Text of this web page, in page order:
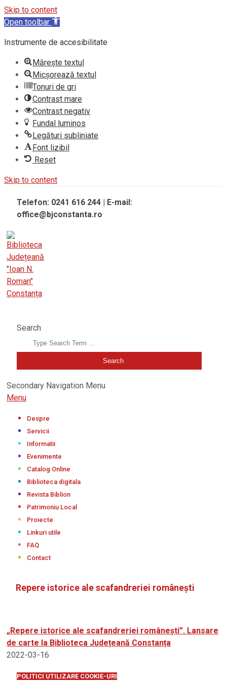
Skip to content
Open toolbar
Instrumente de accesibilitate
Mărește textul
Micșorează textul
Tonuri de gri
Contrast mare
Contrast negativ
Fundal luminos
Legături subliniate
Font lizibil
Reset
Skip to content
Telefon: 0241 616 244 | E-mail:
office@bjconstanta.ro
Search
Secondary Navigation Menu
Menu
Despre
Servicii
Informatii
Evenimente
Catalog Online
Biblioteca digitala
Revista Biblion
Patrimoniu Local
Proiecte
Linkuri utile
FAQ
Contact
Repere istorice ale scafandreriei românești
„Repere istorice ale scafandreriei românești”. Lansare
de carte la Biblioteca Județeană Constanța
2022-03-16
POLITICI UTILIZARE COOKIE-URI